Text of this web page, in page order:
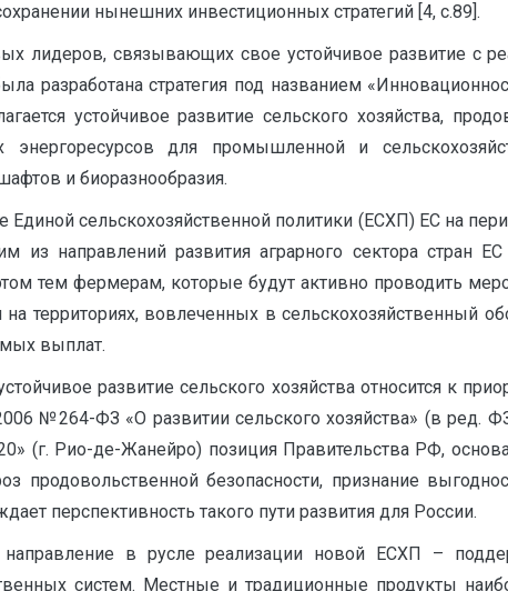
нынешних инвестиционных стратегий [4, c.89].
лидеров, связывающих свое устойчивое развитие с
разработана стратегия под названием
устойчивое развитие сельского хозяйства,
энергоресурсов для промышленной и
и биоразнообразия.
Единой сельскохозяйственной политики (ЕСХП) ЕС на
из направлений развития аграрного сектора стран
тем фермерам, которые будут активно проводить
на территориях, вовлеченных в сельскохозяйственный
выплат.
развитие сельского хозяйства относится к
№264-ФЗ «О развитии сельского хозяйства» (в
(г. Рио-де-Жанейро) позиция Правительства РФ,
продовольственной безопасности, признание
перспективность такого пути развития для России.
в русле реализации новой ЕСХП –
систем. Местные и традиционные продукты